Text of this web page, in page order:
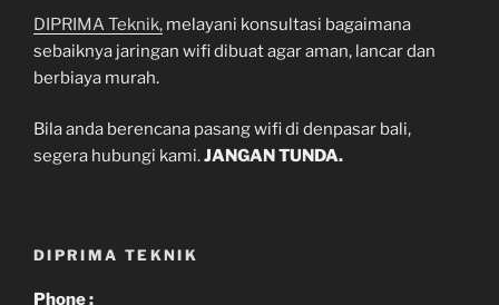
DIPRIMA Teknik, melayani konsultasi bagaimana
sebaiknya jaringan wifi dibuat agar aman, lancar dan
berbiaya murah.
Bila anda berencana pasang wifi di denpasar bali,
segera hubungi kami.JANGAN TUNDA.
DIPRIMA TEKNIK
Phone :